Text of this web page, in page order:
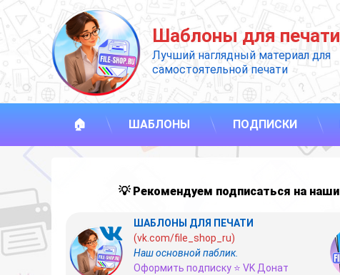
Перейти
к
содержимому
Шаблоны для печати
Лучший наглядный материал для
самостоятельной печати
🏠 ШАБЛОНЫ ПОДПИСКИ
💡 Рекомендуем подписаться на наши
ШАБЛОНЫ ДЛЯ ПЕЧАТИ
(vk.com/file_shop_ru)
Наш основной паблик.
Оформить подписку ⭐ VK Донат